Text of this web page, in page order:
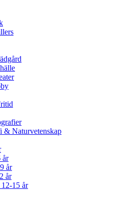
& Naturvetenskap
år
år
år
15 år